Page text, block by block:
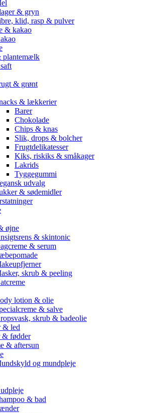
& gryn
klid, rasp & pulver
& kakao
& grønt
& lækkerier
Barer
Chokolade
Chips & knas
Slik, drops & bolcher
Frugtdelikatesser
Kiks, riskiks & småkager
Lakrids
Tyggegummi
udvalg
& sødemidler
øjne
& skintonic
& serum
skrub & peeling
lotion & olie
& salve
skrub & badeolie
& led
fødder
& aftersun
og mundpleje
& bad